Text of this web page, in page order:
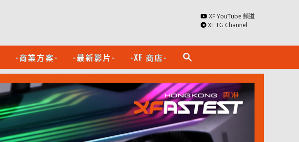
XF YouTube 頻道
XF TG Channel
-商業方案- -最新影片- -XF 商店- search